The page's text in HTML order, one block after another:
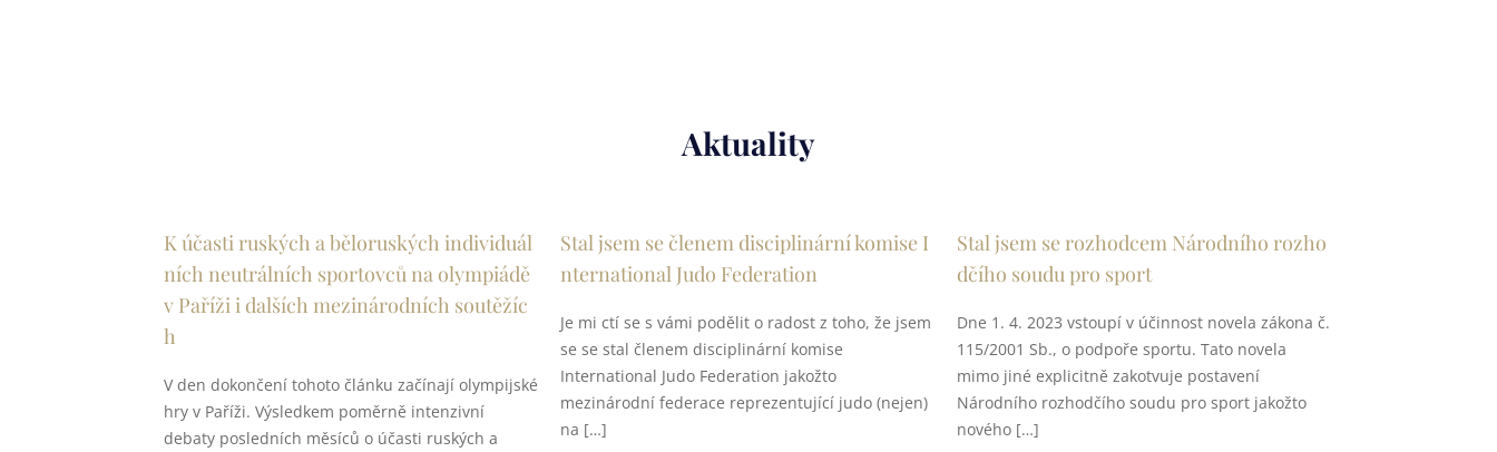
Aktuality
K účasti ruských a běloruských individuál
ních neutrálních sportovců na olympiádě
v Paříži i dalších mezinárodních soutěžíc
h
V den dokončení tohoto článku začínají olympijské
hry v Paříži. Výsledkem poměrně intenzivní
debaty posledních měsíců o účasti ruských a
Stal jsem se členem disciplinární komise I
nternational Judo Federation
Je mi ctí se s vámi podělit o radost z toho, že jsem
se se stal členem disciplinární komise
International Judo Federation jakožto
mezinárodní federace reprezentující judo (nejen)
na […]
Stal jsem se rozhodcem Národního rozho
dčího soudu pro sport
Dne 1. 4. 2023 vstoupí v účinnost novela zákona č.
115/2001 Sb., o podpoře sportu. Tato novela
mimo jiné explicitně zakotvuje postavení
Národního rozhodčího soudu pro sport jakožto
nového […]